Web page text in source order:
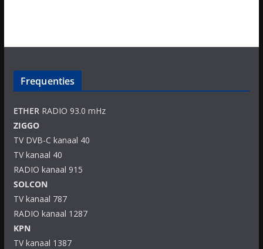
Frequenties
ETHERRADIO 93.0 mHz
ZIGGO
TV DVB-C kanaal 40
TV kanaal 40
RADIO kanaal 915
SOLCON
TV kanaal 787
RADIO kanaal 1287
KPN
TV kanaal 1387